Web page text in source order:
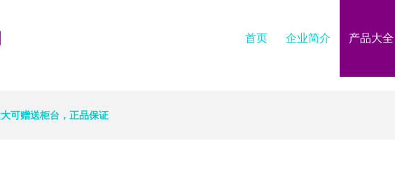
首页 企业简介 产品大全
可赠送柜台，正品保证